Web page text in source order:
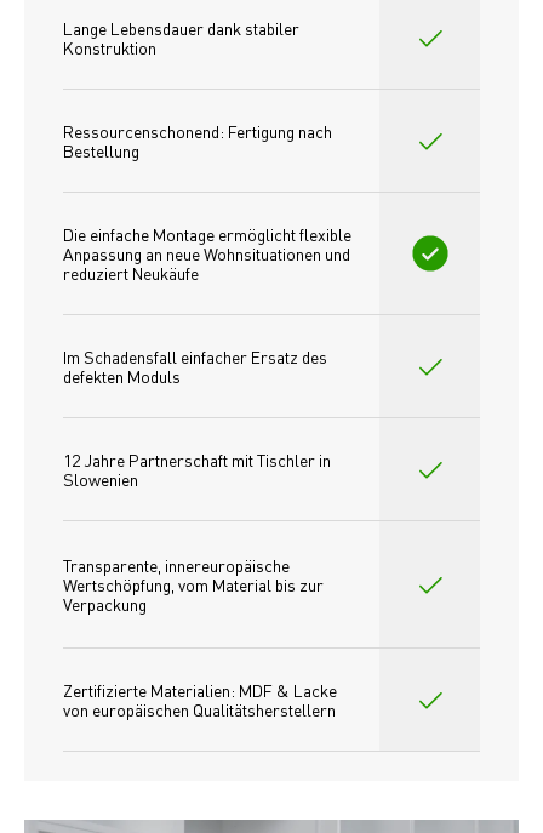
Lange Lebensdauer dank stabiler
Konstruktion
Ressourcenschonend: Fertigung nach
Bestellung
Die einfache Montage ermöglicht flexible
Anpassung an neue Wohnsituationen und
reduziert Neukäufe
Im Schadensfall einfacher Ersatz des
defekten Moduls
12 Jahre Partnerschaft mit Tischler in
Slowenien
Transparente, innereuropäische
Wertschöpfung, vom Material bis zur
Verpackung
Zertifizierte Materialien: MDF & Lacke
von europäischen Qualitätsherstellern